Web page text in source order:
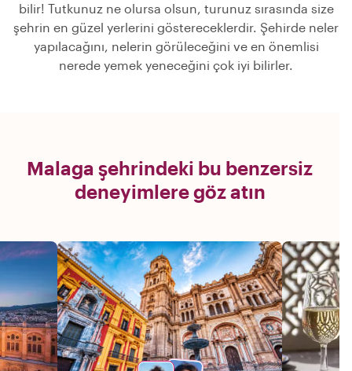
bilir! Tutkunuz ne olursa olsun, turunuz sırasında size
şehrin en güzel yerlerini göstereceklerdir. Şehirde neler
yapılacağını, nelerin görüleceğini ve en önemlisi
nerede yemek yeneceğini çok iyi bilirler.
Malaga şehrindeki bu benzersiz
deneyimlere göz atın